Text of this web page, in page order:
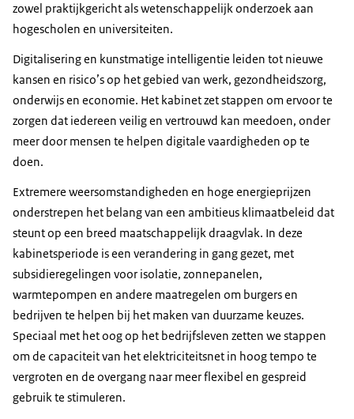
zowel praktijkgericht als wetenschappelijk onderzoek aan
hogescholen en universiteiten.
Digitalisering en kunstmatige intelligentie leiden tot nieuwe
kansen en risico’s op het gebied van werk, gezondheidszorg,
onderwijs en economie. Het kabinet zet stappen om ervoor te
zorgen dat iedereen veilig en vertrouwd kan meedoen, onder
meer door mensen te helpen digitale vaardigheden op te
doen.
Extremere weersomstandigheden en hoge energieprijzen
onderstrepen het belang van een ambitieus klimaatbeleid dat
steunt op een breed maatschappelijk draagvlak. In deze
kabinetsperiode is een verandering in gang gezet, met
subsidieregelingen voor isolatie, zonnepanelen,
warmtepompen en andere maatregelen om burgers en
bedrijven te helpen bij het maken van duurzame keuzes.
Speciaal met het oog op het bedrijfsleven zetten we stappen
om de capaciteit van het elektriciteitsnet in hoog tempo te
vergroten en de overgang naar meer flexibel en gespreid
gebruik te stimuleren.